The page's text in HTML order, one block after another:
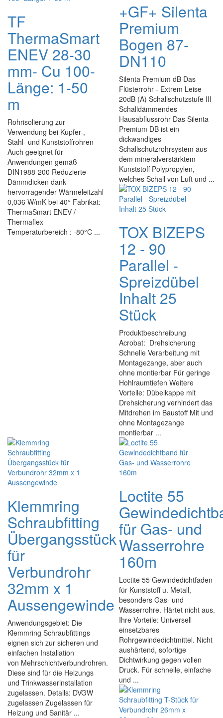
TF
ThermaSmart
ENEV 28-30
mm- Cu 100-
Länge: 1-50
m
Rohrisolierung zur
Verwendung bei Kupfer-,
Stahl- und Kunststoffrohren
Auch geeignet für
Anwendungen gemäß
DIN1988-200 Reduzierte
Dämmdicken dank
hervorragender Wärmeleitzahl
0,036 W/mK bei 40° Fabrikat:
ThermaSmart ENEV /
Thermaflex
Temperaturbereich : -80°C ...
+GF+ Silenta
Premium
Bogen 87-
DN110
Silenta Premium dB Das
Flüsterrohr - Extrem Leise
20dB (A) Schallschutzstufe III
Schalldämmendes
Hausabflussrohr Das Silenta
Premium DB ist ein
dickwandiges
Schallschutzrohrsystem aus
dem mineralverstärktem
Kunststoff Polypropylen,
welches Schall von Luft und ...
TOX BIZEPS
12 - 90
Parallel -
Spreizdübel
Inhalt 25
Stück
Produktbeschreibung
Acrobat: Drehsicherung
Schnelle Verarbeitung mit
Montagezange, aber auch
ohne montierbar Für geringe
Hohlraumtiefen Weitere
Vorteile: Dübelkappe mit
Drehsicherung verhindert das
Mitdrehen im Baustoff Mit und
ohne Montagezange
montierbar ...
Klemmring
Schraubfitting
Übergangsstück
für
Verbundrohr
32mm x 1
Aussengewinde
Anwendungsgebiet: Die
Klemmring Schraubfittings
eignen sich zur sicheren und
einfachen Installation
von Mehrschichtverbundrohren.
Diese sind für die Heizungs
und Trinkwasserinstallation
zugelassen. Details: DVGW
zugelassen Zugelassen für
Heizung und Sanitär ...
Loctite 55
für Gas- und
Wasserrohre
160m
Loctite 55 Gewindedichtfaden
für Kunststoff u. Metall,
besonders Gas- und
Wasserrohre. Härtet nicht aus.
Ihre Vorteile: Universell
einsetzbares
Rohrgewindedichtmittel. Nicht
aushärtend, sofortige
Dichtwirkung gegen vollen
Druck. Für schnelle, einfache
und ...